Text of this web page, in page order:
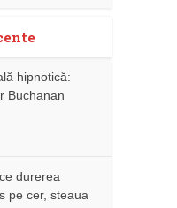
hipnotică:
Buchanan
durerea
pe cer, steaua